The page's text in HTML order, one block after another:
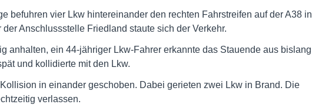
befuhren vier Lkw hintereinander den rechten Fahrstreifen auf der A38 in
Anschlussstelle Friedland staute sich der Verkehr.
anhalten, ein 44-jähriger Lkw-Fahrer erkannte das Stauende aus bislang
und kollidierte mit den Lkw.
in einander geschoben. Dabei gerieten zwei Lkw in Brand. Die
verlassen.